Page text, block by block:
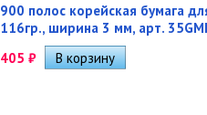
900 полос корейская бумага
116гр., ширина 3 мм, арт.
405 ₽